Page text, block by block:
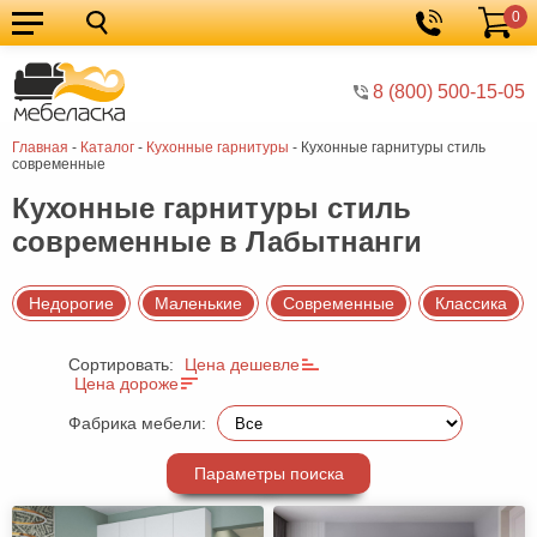
8 (800) 500-15-05
Корзина
0
Главная - Каталог - Кухонные гарнитуры - Кухонные гарнитуры стиль
современные
Кухонные
гарнитуры
Мебель
для
кухни
Мебель
для
спальни
Кровати
Шкафы
Диваны
Мягкая
мебель
Детская
мебель
Мебель
Кухонные гарнитуры стиль
современные в Лабытнанги
Недорогие Маленькие Современные Классика
Сортировать:
Цена дешевле
Цена дороже
Фабрика мебели:
Параметры поиска